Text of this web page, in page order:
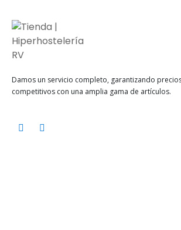
Damos un servicio completo, garantizando
competitivos con una amplia gama de artículos.